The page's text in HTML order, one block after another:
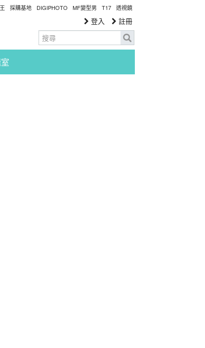
採購基地 DIGIPHOTO MF變型男 T17 透視鏡
登入 註冊